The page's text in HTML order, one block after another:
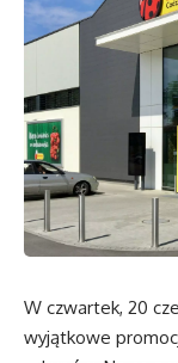
W czwartek, 20
wyjątkowe